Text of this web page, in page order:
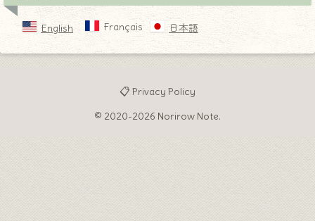
English Français 日本語
📋 Privacy Policy
© 2020-2026 Norirow Note.